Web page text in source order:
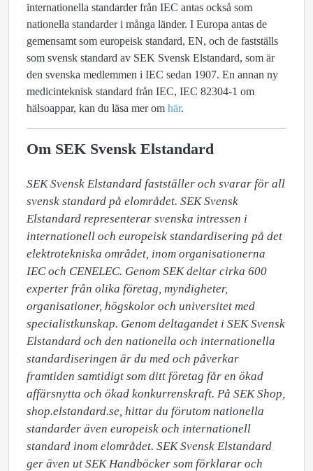
internationella standarder från IEC antas också som
nationella standarder i många länder. I Europa antas de
gemensamt som europeisk standard, EN, och de fastställs
som svensk standard av SEK Svensk Elstandard, som är
den svenska medlemmen i IEC sedan 1907. En annan ny
medicinteknisk standard från IEC, IEC 82304-1 om
hälsoappar, kan du läsa mer om här.
Om SEK Svensk Elstandard
SEK Svensk Elstandard fastställer och svarar för all
svensk standard på elområdet. SEK Svensk
Elstandard representerar svenska intressen i
internationell och europeisk standardisering på det
elektrotekniska området, inom organisationerna
IEC och CENELEC. Genom SEK deltar cirka 600
experter från olika företag, myndigheter,
organisationer, högskolor och universitet med
specialistkunskap. Genom deltagandet i SEK Svensk
Elstandard och den nationella och internationella
standardiseringen är du med och påverkar
framtiden samtidigt som ditt företag får en ökad
affärsnytta och ökad konkurrenskraft. På SEK Shop,
shop.elstandard.se, hittar du förutom nationella
standarder även europeisk och internationell
standard inom elområdet. SEK Svensk Elstandard
ger även ut SEK Handböcker som förklarar och